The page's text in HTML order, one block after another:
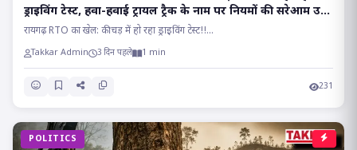
ड्राइविंग टेस्ट, हवा-हवाई ट्रायल ट्रैक के नाम पर नियमों की सरेआम उड़
रही धज्जियां
रायगढ़ RTO का खेल: कीचड़ में हो रहा ड्राइविंग टेस्ट!!...
Takkar Admin 3 दिन पहले 1 min
231
POLITICS